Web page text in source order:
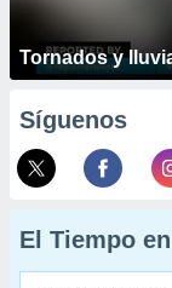
Tornados y
Síguenos
El Tiempo